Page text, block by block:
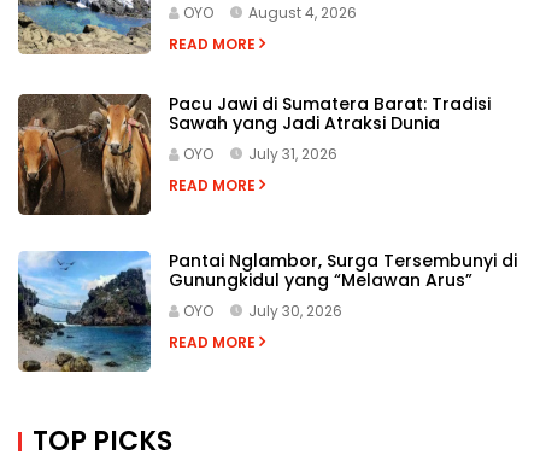
OYO
August 4, 2026
READ MORE
Pacu Jawi di Sumatera Barat: Tradisi
Sawah yang Jadi Atraksi Dunia
OYO
July 31, 2026
READ MORE
Pantai Nglambor, Surga Tersembunyi di
Gunungkidul yang “Melawan Arus”
OYO
July 30, 2026
READ MORE
TOP PICKS